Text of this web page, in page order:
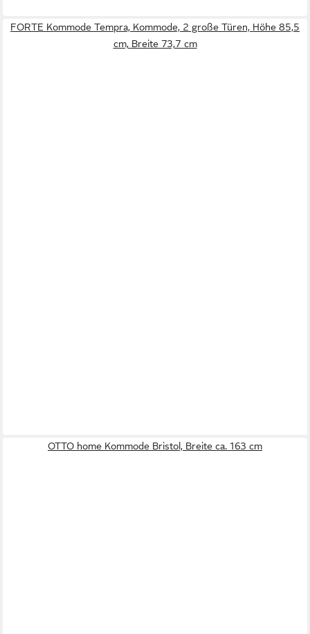
FORTE Kommode Tempra, Kommode, 2 große Türen, Höhe 85,5
cm, Breite 73,7 cm
OTTO home Kommode Bristol, Breite ca. 163 cm